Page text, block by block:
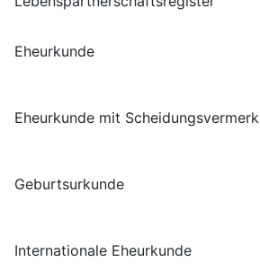
Eheurkunde
Eheurkunde mit Scheidungsvermerk
Geburtsurkunde
Internationale Eheurkunde